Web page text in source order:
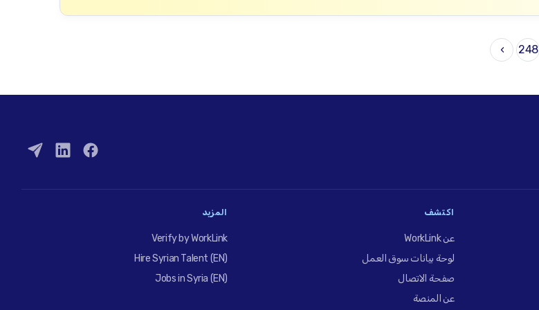
248
›
اكتشف
عن WorkLink
لوحة بيانات سوق العمل
صفحة الاتصال
عن المنصة
المزيد
Verify by WorkLink
Hire Syrian Talent (EN)
Jobs in Syria (EN)